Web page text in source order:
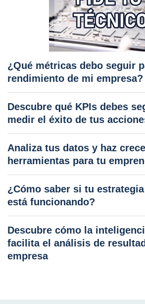
¿Qué métricas debo seguir
rendimiento de mi empresa?
Descubre qué KPIs debes
medir el éxito de tus
Analiza tus datos y haz
herramientas para tu
¿Cómo saber si tu
está funcionando?
Descubre cómo la
facilita el análisis de
empresa